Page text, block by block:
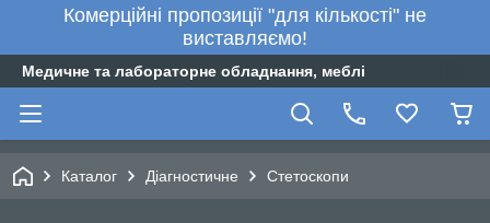
Комерційні пропозиції "для кількості" не
виставляємо!
Медичне та лабораторне обладнання, меблі
Каталог Діагностичне Стетоскопи